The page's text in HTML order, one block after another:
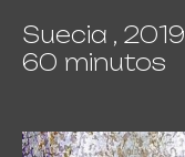
Suecia , 2019
60 minutos